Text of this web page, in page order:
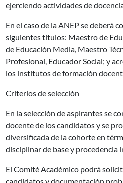
ejerciendo actividades de
En el caso de la ANEP se deberá
siguientes títulos: Maestro de
de Educación Media, Maestro
Profesional, Educador Social; y
los institutos de formación
Criterios de selección
En la selección de aspirantes se
docente de los candidatos y se
diversificada de la cohorte en
disciplinar de base y procedencia
El Comité Académico podrá
candidatos y documentación